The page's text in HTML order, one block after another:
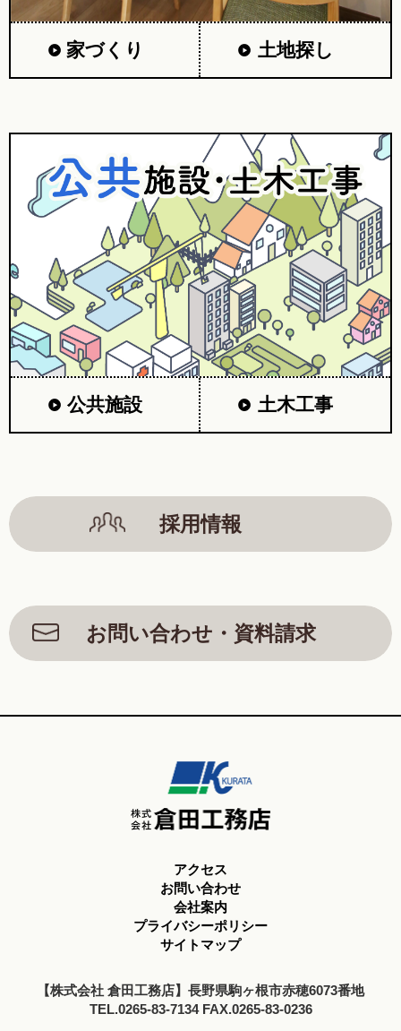
家づくり 土地探し
公共施設 土木工事
採用情報
お問い合わせ・資料請求
アクセス
お問い合わせ
会社案内
プライバシーポリシー
サイトマップ
【株式会社 倉田工務店】長野県駒ヶ根市赤穂6073番地
TEL.0265-83-7134 FAX.0265-83-0236